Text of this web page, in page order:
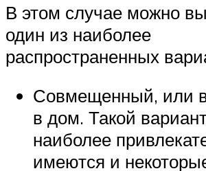
В этом случае можно
один из наиболее
распространенных
Совмещенный, или
в дом. Такой
наиболее
имеются и